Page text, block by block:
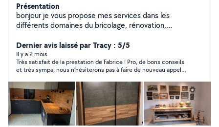
Présentation
bonjour je vous propose mes services dans les
différents domaines du bricolage, rénovation,
Dernier avis laissé par Tracy : 5/5
Il y a 2 mois
Très satisfait de la prestation de Fabrice ! Pro, de bons conseils
et très sympa, nous n’hésiterons pas à faire de nouveau appel à